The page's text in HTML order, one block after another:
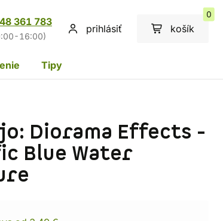
361 783
16:00)
prihlásiť košík
0
Tipy
Diorama Effects -
Blue Water